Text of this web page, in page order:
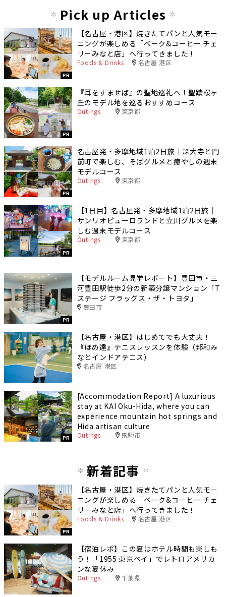
Pick up Articles
PR
【名古屋・港区】焼きたてパンと人気モー
ニングが楽しめる「ベーク&コーヒー チェ
リーみなと店」へ行ってきました！
Foods & Drinks 名古屋 港区
PR
『耳をすませば』の聖地巡礼へ！聖蹟桜ヶ
丘のモデル地を巡るおすすめコース
Outings 東京都
PR
名古屋発・多摩地域1泊2日旅｜深大寺と門
前町で楽しむ、そばグルメと癒やしの週末
モデルコース
Outings 東京都
PR
【1日目】名古屋発・多摩地域1泊2日旅｜
サンリオピューロランドと立川グルメを楽
しむ週末モデルコース
Outings 東京都
PR
【モデルルーム見学レポート】豊田市・三
河豊田駅徒歩2分の新築分譲マンション「T
ステージ フラッグス・ザ・トヨタ」
豊田市
【名古屋・港区】はじめてでも大丈夫！
『ほめ達』テニスレッスンを体験（邦和み
なとインドアテニス）
名古屋 港区
PR
[Accommodation Report] A luxurious
stay at KAI Oku-Hida, where you can
experience mountain hot springs and
Hida artisan culture
Outings 飛騨市
新着記事
PR
【名古屋・港区】焼きたてパンと人気モー
ニングが楽しめる「ベーク&コーヒー チェ
リーみなと店」へ行ってきました！
Foods & Drinks 名古屋 港区
【宿泊レポ】この夏はホテル時間も楽しも
う！「1955 東京ベイ」でレトロアメリカ
ンな夏休み
Outings 千葉県